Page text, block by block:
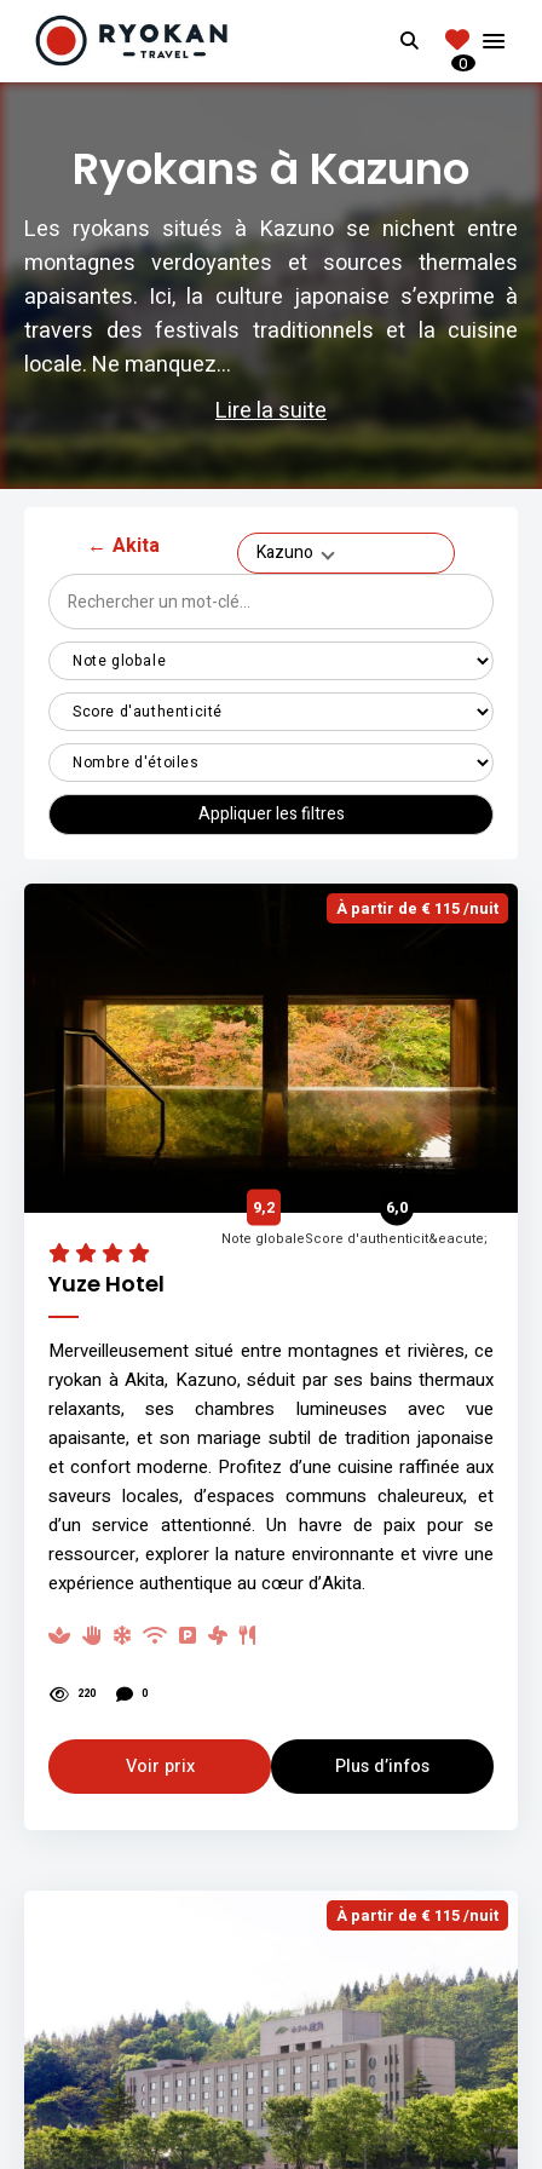
RYOKANTRAVEL
Vivez l'expérience authentique d'un Ryokan
Search
0
Ryokans à Kazuno
Les ryokans situés à Kazuno se nichent entre
montagnes verdoyantes et sources thermales
apaisantes. Ici, la culture japonaise s’exprime à
travers des festivals traditionnels et la cuisine
locale. Ne manquez...
Lire la suite
← Akita Kazuno
Appliquer les filtres
À partir de € 115 /nuit
Yuze Hotel
9,2
Note globale
6,0
Score d'authenticit&eacute;
Merveilleusement situé entre montagnes et rivières, ce
ryokan à Akita, Kazuno, séduit par ses bains thermaux
relaxants, ses chambres lumineuses avec vue
apaisante, et son mariage subtil de tradition japonaise
et confort moderne. Profitez d’une cuisine raffinée aux
saveurs locales, d’espaces communs chaleureux, et
d’un service attentionné. Un havre de paix pour se
ressourcer, explorer la nature environnante et vivre une
expérience authentique au cœur d’Akita.
220 0
Voir prix Plus d’infos
À partir de € 115 /nuit